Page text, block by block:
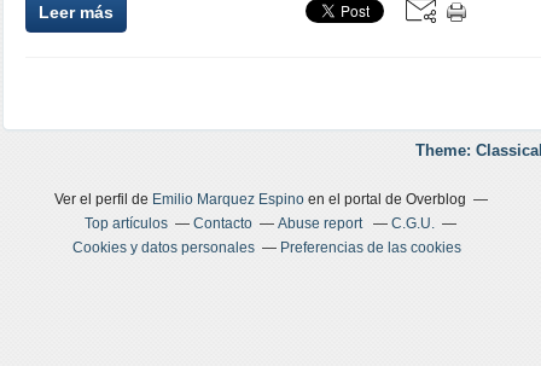
Leer más
Theme:
Ver el perfil de Emilio Marquez Espinoen el portal de Overblog
Top artículos
Contacto Abuse report
C.G.U.
Cookies y datos personales
Preferencias de las cookies